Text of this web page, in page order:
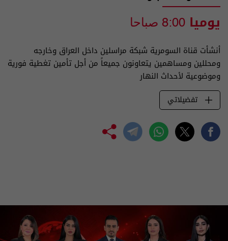
يوميا 8:00 صباحا
أنشأت قناة السومرية شبكة مراسلين داخل العراق وخارجه
ومحللين ومساهمين يتعاونون جميعاً من أجل تأمين تغطية فورية
وموضوعية لأحداث النهار
تفضيلاتي